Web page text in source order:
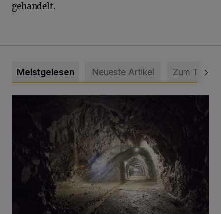
gehandelt.
Meistgelesen Neueste Artikel Zum Thema